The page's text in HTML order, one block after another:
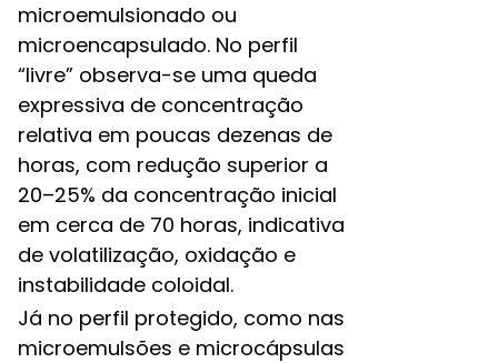
microemulsionado ou
microencapsulado. No perfil
“livre” observa-se uma queda
expressiva de concentração
relativa em poucas dezenas de
horas, com redução superior a
20–25% da concentração inicial
em cerca de 70 horas, indicativa
de volatilização, oxidação e
instabilidade coloidal.​
Já no perfil protegido, como nas
microemulsões e microcápsulas